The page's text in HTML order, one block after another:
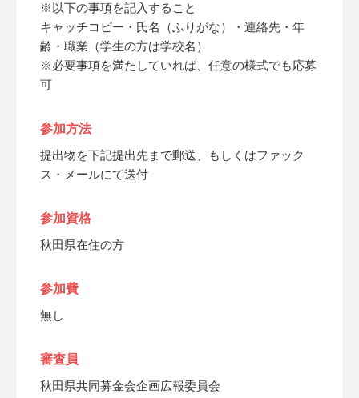
※以下の事項を記入すること
キャッチコピー・氏名（ふりがな）・連絡先・年
齢・職業（学生の方は学校名）
※必要事項を満たしていれば、任意の様式でも応募
可
参加方法
提出物を下記提出先まで郵送、もしくはファック
ス・メールにて送付
参加資格
秋田県在住の方
参加費
無し
審査員
秋田県共同募金会企画広報委員会